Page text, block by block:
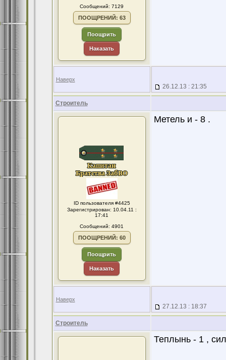
Сообщений: 7129
ПООЩРЕНИЙ: 63
Поощрить
Наказать
Наверх
26.12.13 : 21:35
Строитель
ID пользователя #4425
Зарегистрирован: 10.04.11 :
17:41
Сообщений: 4901
ПООЩРЕНИЙ: 60
Поощрить
Наказать
Метель и - 8 .
Наверх
27.12.13 : 18:37
Строитель
Теплынь - 1 ,